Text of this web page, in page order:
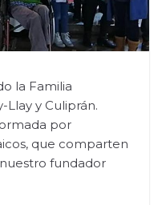
la Familia
Llay y Culiprán.
por
que comparten
fundador